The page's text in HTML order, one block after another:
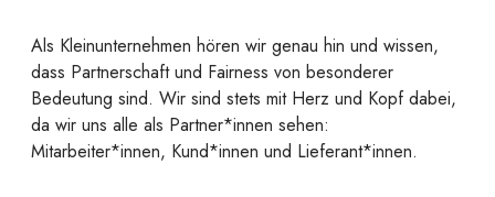
Als Kleinunternehmen hören wir genau hin und wissen,
dass Partnerschaft und Fairness von besonderer
Bedeutung sind. Wir sind stets mit Herz und Kopf dabei,
da wir uns alle als Partner*innen sehen:
Mitarbeiter*innen, Kund*innen und Lieferant*innen.